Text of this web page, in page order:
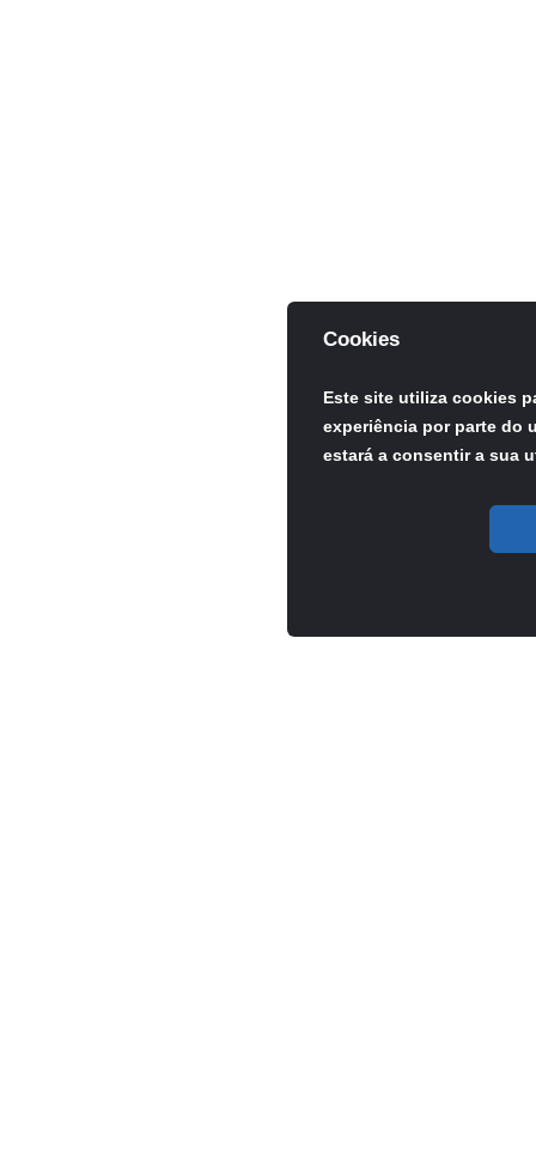
Cookies
Este site utiliza cookies
experiência por parte do
estará a consentir a sua